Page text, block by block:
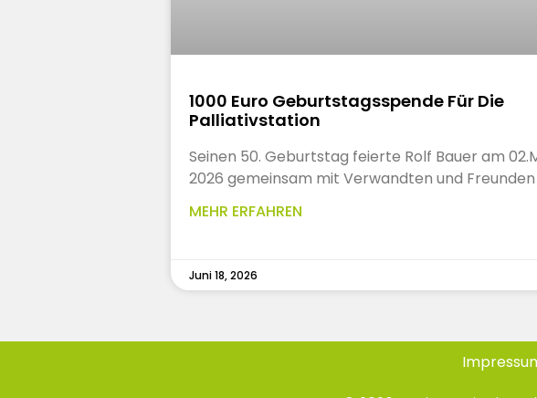
1000 Euro Geburtstagsspende Für Die
Palliativstation
Seinen 50. Geburtstag feierte Rolf Bauer am
2026 gemeinsam mit Verwandten und Freunden
MEHR ERFAHREN
Juni 18, 2026